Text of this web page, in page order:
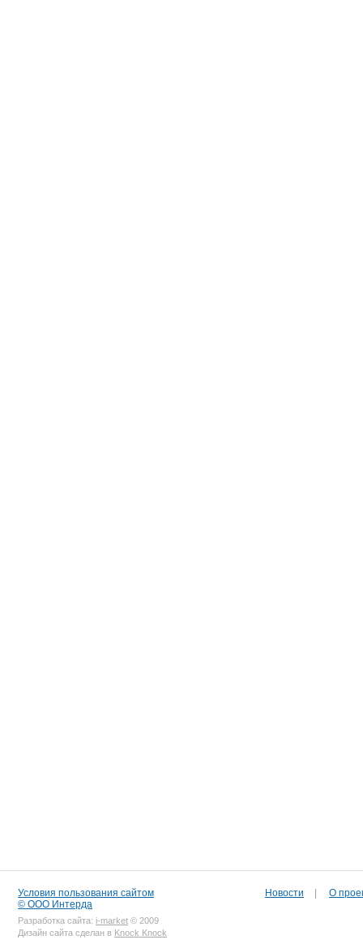
Условия пользования сайтом
© ООО Интерда
Разработка сайта: i-market © 2009
Дизайн сайта сделан в Knock Knock
Новости О